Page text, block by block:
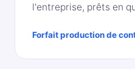
l'entreprise, prêts en
Forfait production de